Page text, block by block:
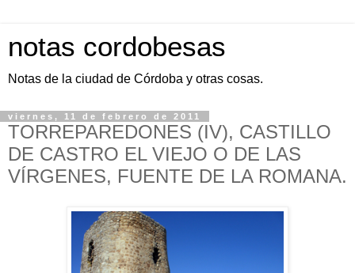
notas cordobesas
Notas de la ciudad de Córdoba y otras cosas.
viernes, 11 de febrero de 2011
TORREPAREDONES (IV), CASTILLO
DE CASTRO EL VIEJO O DE LAS
VÍRGENES, FUENTE DE LA ROMANA.